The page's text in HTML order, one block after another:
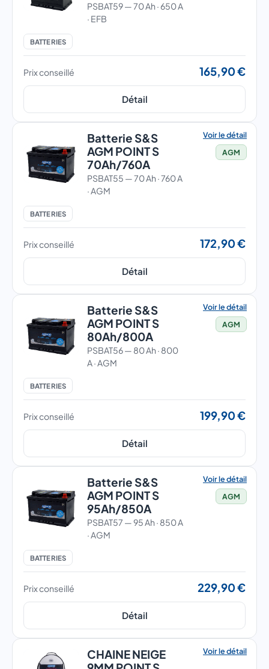
PSBAT59 — 70 Ah · 650 A
· EFB
BATTERIES
Prix conseillé 165,90 €
Détail
Batterie S&S
AGM POINT S
70Ah/760A
Voir le détail
PSBAT55 — 70 Ah · 760 A
· AGM
BATTERIES
AGM
Prix conseillé 172,90 €
Détail
Batterie S&S
AGM POINT S
80Ah/800A
Voir le détail
PSBAT56 — 80 Ah · 800
A · AGM
BATTERIES
AGM
Prix conseillé 199,90 €
Détail
Batterie S&S
AGM POINT S
95Ah/850A
Voir le détail
PSBAT57 — 95 Ah · 850 A
· AGM
BATTERIES
AGM
Prix conseillé 229,90 €
Détail
CHAINE NEIGE
Voir le détail